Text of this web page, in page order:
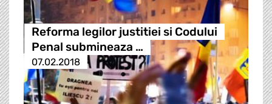
Reforma legilor justitiei si Codului
Penal submineaza …
07.02.2018